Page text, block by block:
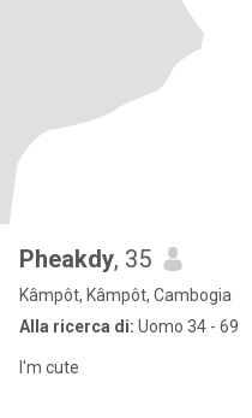
Pheakdy, 35
Kâmpôt, Kâmpôt, Cambogia
Alla ricerca di: Uomo 34 - 69
I'm cute